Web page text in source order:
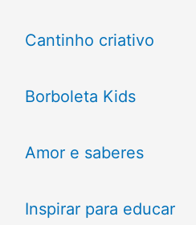
Cantinho criativo
Borboleta Kids
Amor e saberes
Inspirar para educar